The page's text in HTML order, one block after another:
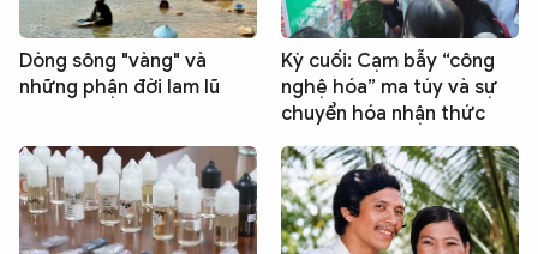
Dòng sông "vàng" và
những phận đời lam lũ
Kỳ cuối: Cạm bẫy “công
nghệ hóa” ma túy và sự
chuyển hóa nhận thức